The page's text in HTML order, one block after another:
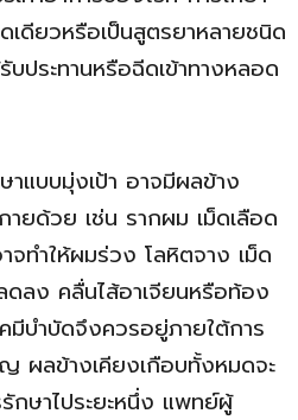
เดียวหรือเป็นสูตรยาหลายชนิด
ประทานหรือฉีดเข้าทางหลอด
าแบบมุ่งเป้า อาจมีผลข้าง
ายด้วย เช่น รากผม เม็ดเลือด
จทำให้ผมร่วง โลหิตจาง เม็ด
ดลง คลื่นไส้อาเจียนหรือท้อง
มีบำบัดจึงควรอยู่ภายใต้การ
ผลข้างเคียงเกือบทั้งหมดจะ
กษาไประยะหนึ่ง แพทย์ผู้